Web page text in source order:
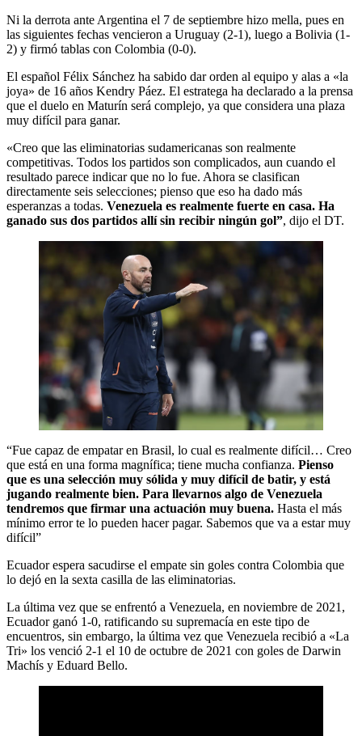
Ni la derrota ante Argentina el 7 de septiembre hizo mella, pues en
las siguientes fechas vencieron a Uruguay (2-1), luego a Bolivia (1-
2) y firmó tablas con Colombia (0-0).
El español Félix Sánchez ha sabido dar orden al equipo y alas a «la
joya» de 16 años Kendry Páez. El estratega ha declarado a la prensa
que el duelo en Maturín será complejo, ya que considera una plaza
muy difícil para ganar.
«Creo que las eliminatorias sudamericanas son realmente
competitivas. Todos los partidos son complicados, aun cuando el
resultado parece indicar que no lo fue. Ahora se clasifican
directamente seis selecciones; pienso que eso ha dado más
esperanzas a todas. Venezuela es realmente fuerte en casa. Ha
ganado sus dos partidos allí sin recibir ningún gol”, dijo el DT.
“Fue capaz de empatar en Brasil, lo cual es realmente difícil… Creo
que está en una forma magnífica; tiene mucha confianza. Pienso
que es una selección muy sólida y muy difícil de batir, y está
jugando realmente bien. Para llevarnos algo de Venezuela
tendremos que firmar una actuación muy buena. Hasta el más
mínimo error te lo pueden hacer pagar. Sabemos que va a estar muy
difícil”
Ecuador espera sacudirse el empate sin goles contra Colombia que
lo dejó en la sexta casilla de las eliminatorias.
La última vez que se enfrentó a Venezuela, en noviembre de 2021,
Ecuador ganó 1-0, ratificando su supremacía en este tipo de
encuentros, sin embargo, la última vez que Venezuela recibió a «La
Tri» los venció 2-1 el 10 de octubre de 2021 con goles de Darwin
Machís y Eduard Bello.